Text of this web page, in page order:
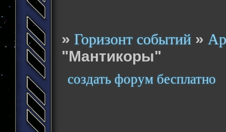
»Горизонт событий »
"Мантикоры"
создать форум бесплатно